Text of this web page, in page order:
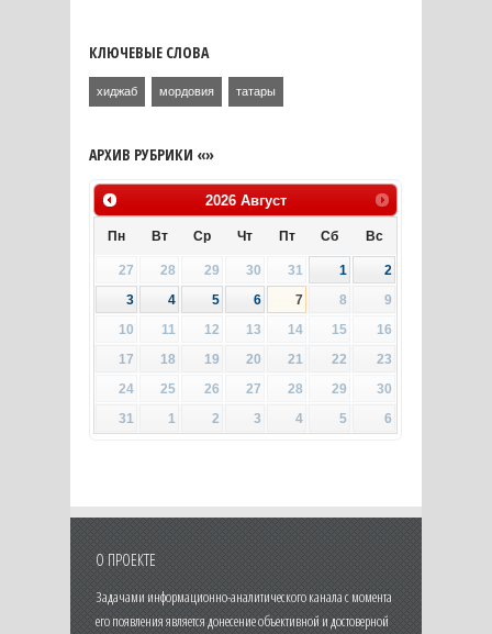
КЛЮЧЕВЫЕ СЛОВА
хиджаб мордовия татары
АРХИВ РУБРИКИ «»
2026 Август
Пн Вт Ср Чт Пт Сб Вс
27 28 29 30 31 1
2
3
4 5 6 7 8
9
10
11 12 13 14 15
16
17
18 19 20 21 22
23
24
25 26 27 28 29
30
31
1 2 3 4 5 6
О ПРОЕКТЕ
Задачами информационно-аналитического канала с момента
его появления является донесение объективной и достоверной